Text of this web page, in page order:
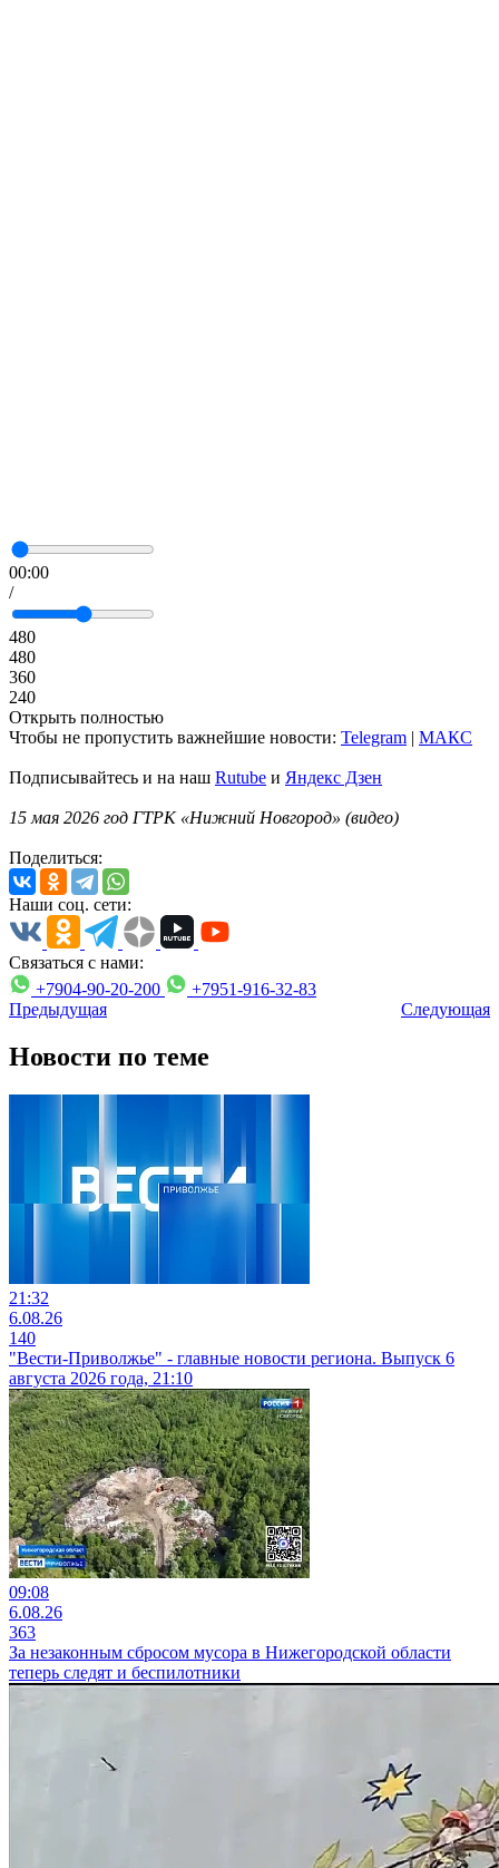
00:00
/
480
480
360
240
Открыть полностью
Чтобы не пропустить важнейшие новости: Telegram | MAКС
Подписывайтесь и на наш Rutube и Яндекс Дзен
15 мая 2026 год ГТРК «Нижний Новгород» (видео)
Поделиться:
Наши соц. сети:
Связаться с нами:
+7904-90-20-200
+7951-916-32-83
Предыдущая
Следующая
Новости по теме
21:32
6.08.26
140
"Вести-Приволжье" - главные новости региона. Выпуск 6
августа 2026 года, 21:10
09:08
6.08.26
363
За незаконным сбросом мусора в Нижегородской области
теперь следят и беспилотники